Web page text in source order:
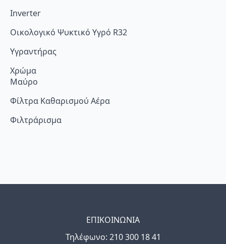
Inverter
Οικολογικό Ψυκτικό Υγρό R32
Υγραντήρας
Χρώμα
Μαύρο
Φίλτρα Καθαρισμού Αέρα
Φιλτράρισμα
ΕΠΙΚΟΙΝΩΝΙΑ
Τηλέφωνo: 210 300 18 41